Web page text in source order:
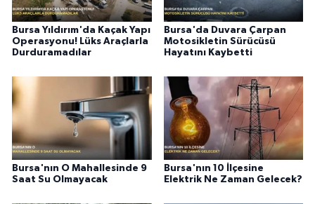
Bursa Yıldırım'da Kaçak Yapı
Operasyonu! Lüks Araçlarla
Durduramadılar
Bursa'da Duvara Çarpan
Motosikletin Sürücüsü
Hayatını Kaybetti
Bursa'nın O Mahallesinde 9
Saat Su Olmayacak
Bursa'nın 10 İlçesine
Elektrik Ne Zaman Gelecek?